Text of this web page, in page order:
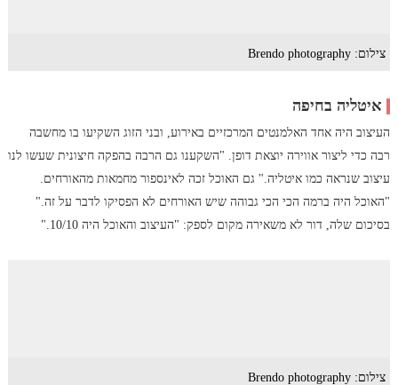
צילום: Brendo photography
איטליה בחיפה
העיצוב היה אחד האלמנטים המרכזיים באירוע, ובני הזוג השקיעו בו מחשבה
רבה כדי ליצור אווירה יוצאת דופן. "השקענו גם הרבה בהפקה חיצונית שעשו לנו
עיצוב שנראה כמו איטליה." גם האוכל זכה לאינספור מחמאות מהאורחים.
"האוכל היה ברמה הכי הכי גבוהה שיש האורחים לא הפסיקו לדבר על זה."
בסיכום שלה, דור לא משאירה מקום לספק: "העיצוב והאוכל היה 10/10."
צילום: Brendo photography